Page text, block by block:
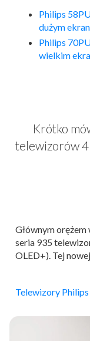
Philips
dużym
Philips
wielkim
Krótko
telewizorów
Głównym
seria 935
OLED+). Tej
Telewizory